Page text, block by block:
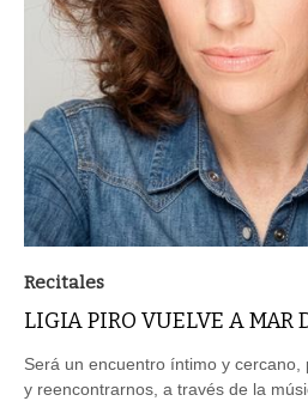
LIGIA PIRO VUELVE A MAR
y reencontrarnos, a través de la
conmueve y nos une, el Sábado 15